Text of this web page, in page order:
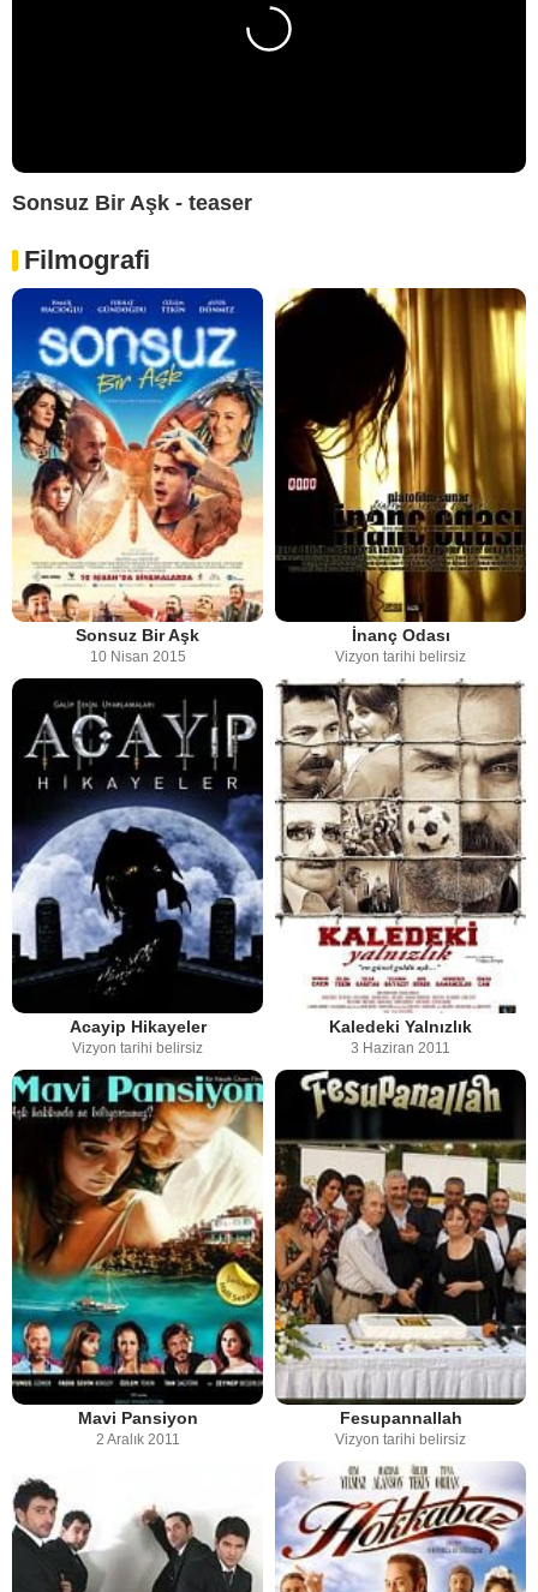
Sonsuz Bir Aşk - teaser
Filmografi
Sonsuz Bir Aşk
10 Nisan 2015
İnanç Odası
Vizyon tarihi belirsiz
Acayip Hikayeler
Vizyon tarihi belirsiz
Kaledeki Yalnızlık
3 Haziran 2011
Mavi Pansiyon
2 Aralık 2011
Fesupannallah
Vizyon tarihi belirsiz